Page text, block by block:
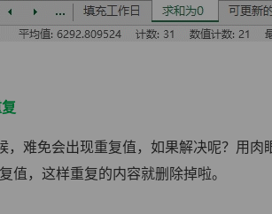
，难免会出现重复值，如果解决呢？用
值，这样重复的内容就删除掉啦。